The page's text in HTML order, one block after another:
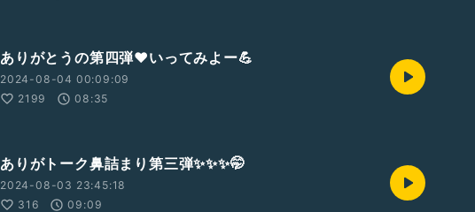
ありがとうの第四弾❤️いってみよー💪
2024-08-04 00:09:09
2199
08:35
ありがトーク鼻詰まり第三弾✨✨✨🤭
2024-08-03 23:45:18
316
09:09